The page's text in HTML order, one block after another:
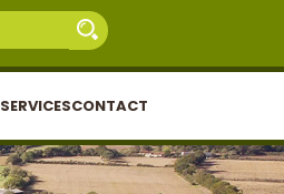
SERVICESCONTACT